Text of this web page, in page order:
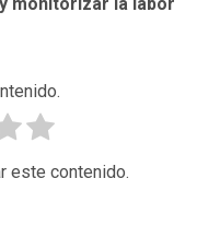
este contenido.